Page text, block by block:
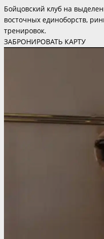
Бойцовский клуб на
восточных единоборств,
тренировок.
ЗАБРОНИРОВАТЬ КАРТУ